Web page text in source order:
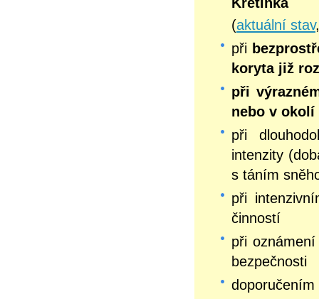
(aktuální stav
při
koryta již
při
nebo v
při
intenzity
s táním
při
činností
při
bezpečnosti